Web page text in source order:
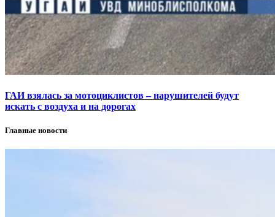
ГАИ взялась за мотоциклистов – нарушителей будут
искать с воздуха и на дорогах
Главные новости